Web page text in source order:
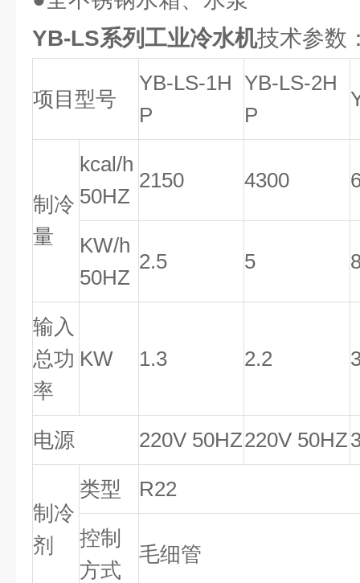
YB-LS系列工业冷水机技术参数
项目型号
YB-LS-1H
P
YB-LS-2H
P
制冷
量
kcal/h
50HZ
2150 4300
KW/h
50HZ
2.5 5
输入
总功
率
KW 1.3 2.2
电源 220V 50HZ220V 50HZ
制冷
剂
类型 R22
控制
方式
毛细管